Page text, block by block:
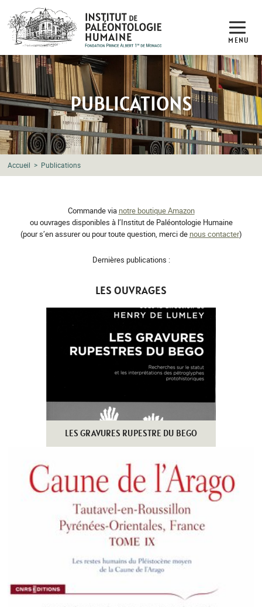
MENU
PUBLICATIONS
Accueil Publications
PUBLICATIONSCommande via notre boutique Amazon
ou ouvrages disponibles à l’Institut de Paléontologie Humaine
(pour s’en assurer ou pour toute question, merci de nous contacter)
Dernières publications :
LES OUVRAGES
LES GRAVURES RUPESTRE DU BEGO